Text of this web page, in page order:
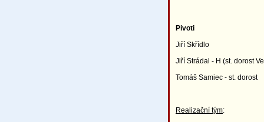
Pivoti
Jiří Skřídlo
Jiří Strádal - H (st. dorost
Tomáš Samiec - st. dorost
Realizační tým: